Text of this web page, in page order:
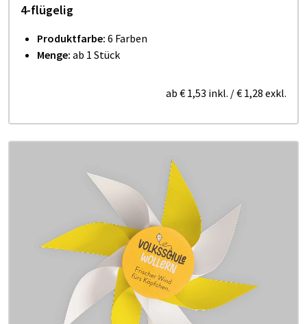
4-flügelig
Produktfarbe: 6 Farben
Menge: ab 1 Stück
ab € 1,53 inkl. /€ 1,28 exkl.